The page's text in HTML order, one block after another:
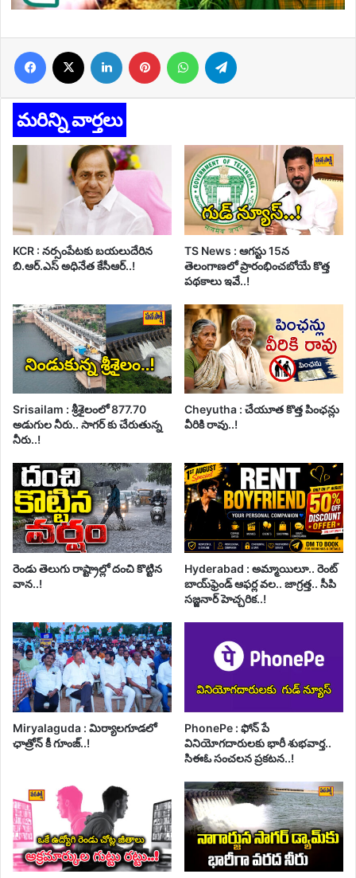
Facebook LinkedIn Pinterest WhatsApp
మరిన్ని వార్తలు
KCR : నర్సంపేటకు బయలుదేరిన
బి.ఆర్.ఎస్ అధినేత కేసీఆర్..!
TS News : ఆగస్టు 15న
తెలంగాణలో ప్రారంభించబోయే కొత్త
పథకాలు ఇవే..!
Srisailam : శ్రీశైలంలో 877.70
అడుగుల నీరు.. సాగర్ కు చేరుతున్న
నీరు..!
Cheyutha : చేయూత కొత్త పింఛన్లు
వీరికి రావు..!
రెండు తెలుగు రాష్ట్రాల్లో దంచి కొట్టిన
వాన..!
Hyderabad : అమ్మాయిలూ.. రెంట్
బాయ్‌ఫ్రెండ్ ఆఫర్ల వల.. జాగ్రత్త.. సీపి
సజ్జనార్ హెచ్చరిక..!
Miryalaguda : మిర్యాలగూడలో
ఛాత్రోన్ కీ గూంజ్..!
PhonePe : ఫోన్ పే
వినియోగదారులకు భారీ శుభవార్త..
సిఈఓ సంచలన ప్రకటన..!